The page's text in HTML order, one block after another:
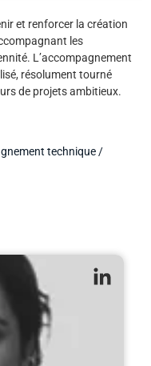
et renforcer la création
les
L’accompagnement
résolument tourné
de projets ambitieux.
technique /